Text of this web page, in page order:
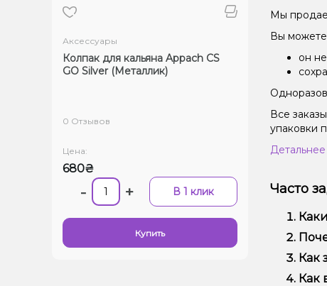
Аксессуары
Колпак для кальяна Appach CS
GO Silver (Металлик)
0 Отзывов
Цена:
680₴
- + В 1 клик
Купить
Мы
Вы можете
он
Все
упаковки
Часто
Мы
Как
Как